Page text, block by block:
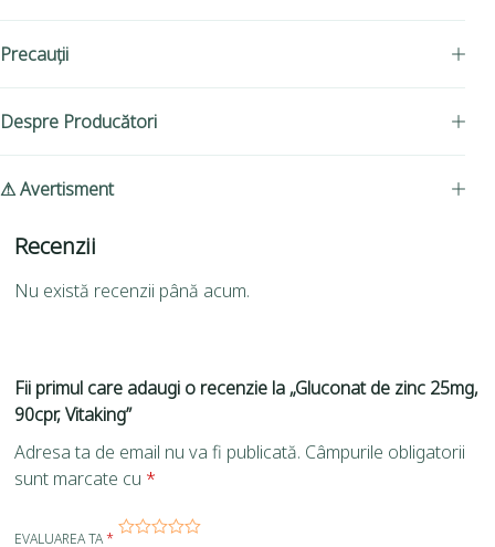
Precauții
Despre Producători
⚠ Avertisment
Recenzii
Nu există recenzii până acum.
Fii primul care adaugi o recenzie la „Gluconat de zinc 25mg,
90cpr, Vitaking”
Adresa ta de email nu va fi publicată. Câmpurile obligatorii
sunt marcate cu *
EVALUAREA TA*